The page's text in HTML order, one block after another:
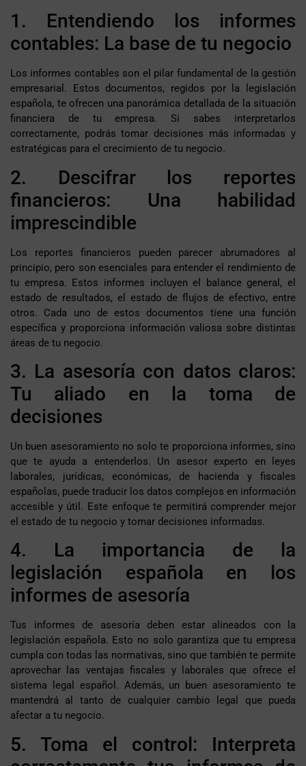
1. Entendiendo los informes
contables: La base de tu negocio
Los informes contables son el pilar fundamental de la gestión
empresarial. Estos documentos, regidos por la legislación
española, te ofrecen una panorámica detallada de la situación
financiera de tu empresa. Si sabes interpretarlos
correctamente, podrás tomar decisiones más informadas y
estratégicas para el crecimiento de tu negocio.
2. Descifrar los reportes
financieros: Una habilidad
imprescindible
Los reportes financieros pueden parecer abrumadores al
principio, pero son esenciales para entender el rendimiento de
tu empresa. Estos informes incluyen el balance general, el
estado de resultados, el estado de flujos de efectivo, entre
otros. Cada uno de estos documentos tiene una función
específica y proporciona información valiosa sobre distintas
áreas de tu negocio.
3. La asesoría con datos claros:
Tu aliado en la toma de
decisiones
Un buen asesoramiento no solo te proporciona informes, sino
que te ayuda a entenderlos. Un asesor experto en leyes
laborales, jurídicas, económicas, de hacienda y fiscales
españolas, puede traducir los datos complejos en información
accesible y útil. Este enfoque te permitirá comprender mejor
el estado de tu negocio y tomar decisiones informadas.
4. La importancia de la
legislación española en los
informes de asesoría
Tus informes de asesoría deben estar alineados con la
legislación española. Esto no solo garantiza que tu empresa
cumpla con todas las normativas, sino que también te permite
aprovechar las ventajas fiscales y laborales que ofrece el
sistema legal español. Además, un buen asesoramiento te
mantendrá al tanto de cualquier cambio legal que pueda
afectar a tu negocio.
5. Toma el control: Interpreta